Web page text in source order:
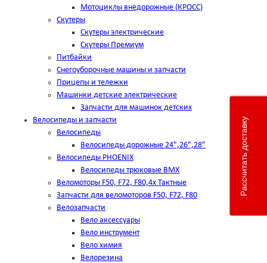
Мотоциклы внедорожные (КРОСС)
Скутеры
Скутеры электрические
Скутеры Премиум
Питбайки
Снегоуборочные машины и запчасти
Прицепы и тележки
Машинки детские электрические
Запчасти для машинок детских
Велосипеды и запчасти
Велосипеды
Велосипеды дорожные 24",26",28"
Велосипеды PHOENIX
Велосипеды трюковые BMX
Веломоторы F50, F72, F80,4х Тактные
Запчасти для веломоторов F50, F72, F80
Велозапчасти
Вело аксессуары
Вело инструмент
Вело химия
Велорезина
Рассчитать доставку